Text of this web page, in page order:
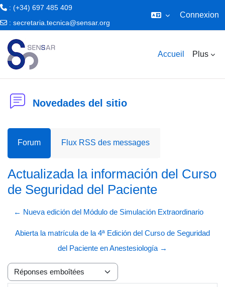
: (+34) 697 485 409
: secretaria.tecnica@sensar.org
Connexion
Accueil Plus
Novedades del sitio
Forum Flux RSS des messages
Actualizada la información del Curso
de Seguridad del Paciente
← Nueva edición del Módulo de Simulación Extraordinario
Abierta la matrícula de la 4ª Edición del Curso de Seguridad
del Paciente en Anestesiología →
Type d’affichage